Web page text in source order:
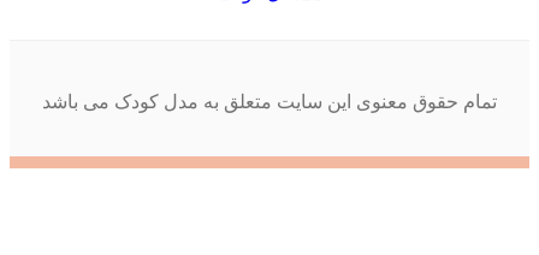
تمام حقوق معنوی این سایت متعلق به مدل کودک می باشد